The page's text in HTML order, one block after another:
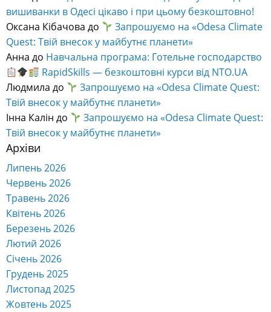
вишиванки в Одесі цікаво і при цьому безкоштовно!
Оксана Кібачова до
Запрошуємо на «Odesa Climate
Quest: Твій внесок у майбутнє планети»
Анна до Навчальна програма: Готельне господарство
RapidSkills — безкоштовні курси від NTO.UA
Людмила до
Запрошуємо на «Odesa Climate Quest:
Твій внесок у майбутнє планети»
Інна Калін до
Запрошуємо на «Odesa Climate Quest:
Твій внесок у майбутнє планети»
Архіви
Липень 2026
Червень 2026
Травень 2026
Квітень 2026
Березень 2026
Лютий 2026
Січень 2026
Грудень 2025
Листопад 2025
Жовтень 2025